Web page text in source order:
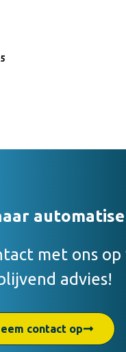
5
met ons op
advies!
contact op